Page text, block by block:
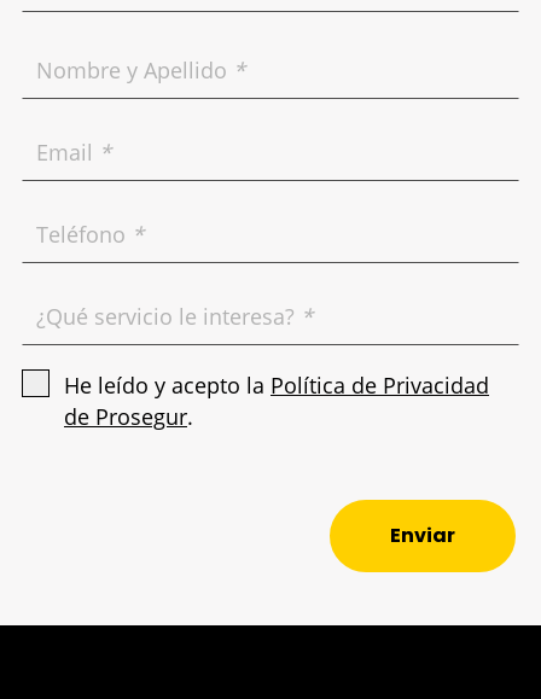
Nombre y Apellido *
Email *
Teléfono *
¿Qué servicio le interesa? *
He leído y acepto la Política de Privacidad
de Prosegur.
Enviar